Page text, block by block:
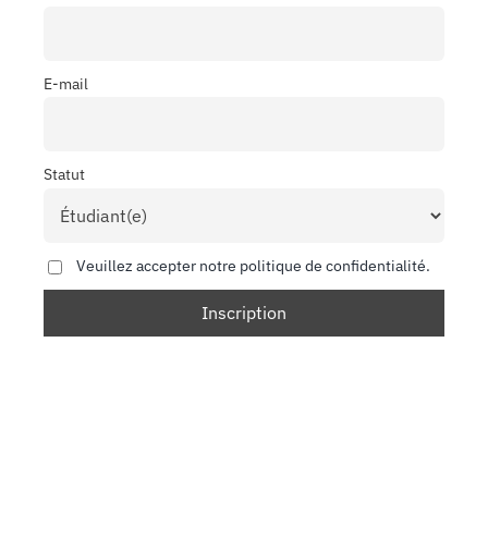
E-mail
Statut
Veuillez accepter notre politique de confidentialité.